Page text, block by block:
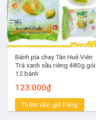
Bánh pía chay Tân Huê Viên
Trà xanh sầu riêng 480g gói
12 bánh
123.000₫
Thêm vào giỏ hàng